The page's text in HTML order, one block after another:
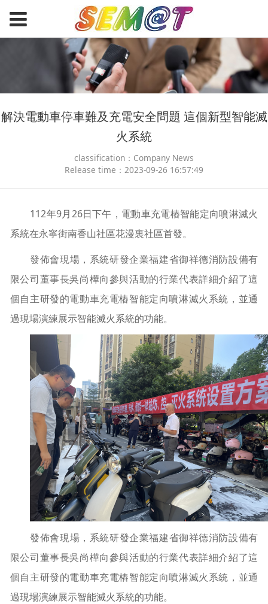
解決電動車停車難及充電安全問題 這個新型智能滅
火系統
classification：Company News
Release time：2023-09-26 16:57:49
112年9月26日下午，電動車充電樁智能定向噴淋滅火
系統在永寧街南香山社區花漫裏社區首發。
發佈會現場，系統研發企業福建省御祥德消防設備有
限公司董事長吳尚樺向參與活動的行業代表詳細介紹了這
個自主研發的電動車充電樁智能定向噴淋滅火系統，並通
過現場演練展示智能滅火系統的功能。
發佈會現場，系統研發企業福建省御祥德消防設備有
限公司董事長吳尚樺向參與活動的行業代表詳細介紹了這
個自主研發的電動車充電樁智能定向噴淋滅火系統，並通
過現場演練展示智能滅火系統的功能。